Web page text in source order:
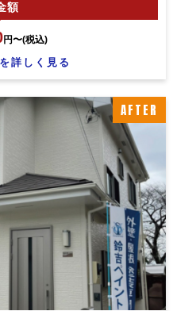
額
円〜(税込)
詳しく見る
AFTER